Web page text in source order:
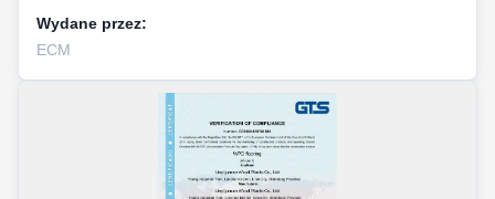
Wydane przez:
ECM